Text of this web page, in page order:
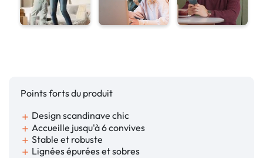
Points forts du produit
add Design scandinave chic
add Accueille jusqu'à 6 convives
add Stable et robuste
add Lignées épurées et sobres